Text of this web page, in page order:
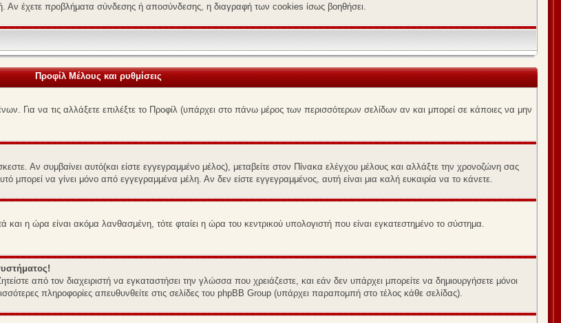
Αν έχετε προβλήματα σύνδεσης ή αποσύνδεσης, η διαγραφή των cookies ίσως βοηθήσει.
Προφίλ Μέλους και ρυθμίσεις
Για να τις αλλάξετε επιλέξτε το Προφίλ (υπάρχει στο πάνω μέρος των περισσότερων σελίδων αν και μπορεί σε κάποιες να μην
Αν συμβαίνει αυτό(και είστε εγγεγραμμένο μέλος), μεταβείτε στον Πίνακα ελέγχου μέλους και αλλάξτε την χρονοζώνη σας
μπορεί να γίνει μόνο από εγγεγραμμένα μέλη. Αν δεν είστε εγγεγραμμένος, αυτή είναι μια καλή ευκαιρία να το κάνετε.
και η ώρα είναι ακόμα λανθασμένη, τότε φταίει η ώρα του κεντρικού υπολογιστή που είναι εγκατεστημένο το σύστημα.
από τον διαχειριστή να εγκαταστήσει την γλώσσα που χρειάζεστε, και εάν δεν υπάρχει μπορείτε να δημιουργήσετε μόνοι
πληροφορίες απευθυνθείτε στις σελίδες του phpBB Group (υπάρχει παραπομπή στο τέλος κάθε σελίδας).